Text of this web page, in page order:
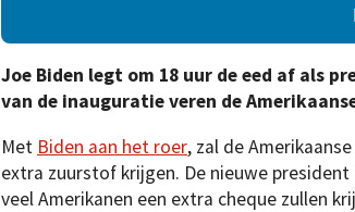
Joe Biden legt om 18 uur de eed af als
van de inauguratie veren de
Met Biden aan het roer, zal de
extra zuurstof krijgen. De nieuwe
veel Amerikanen een extra cheque zullen